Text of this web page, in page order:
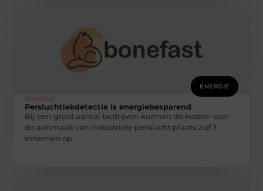
ENERGIE
Bonefast
Persluchtlekdetectie is energiebesparend
Bij een groot aantal bedrijven kunnen de kosten voor
de aanmaak van industriële perslucht plaats 2 of 3
innemen op